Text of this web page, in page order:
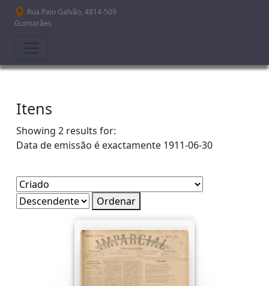
Passar para o conteúdo principal
Rua Paio Galvão, 4814-509
Guimarães
Itens
Showing 2 results for:
Data de emissão é exactamente 1911-06-30
Ordenar